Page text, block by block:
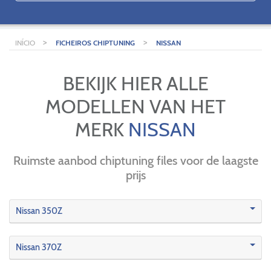
INÍCIO > FICHEIROS CHIPTUNING > NISSAN
BEKIJK HIER ALLE
MODELLEN VAN HET
MERK NISSAN
Ruimste aanbod chiptuning files voor de laagste
prijs
Nissan 350Z
Nissan 370Z